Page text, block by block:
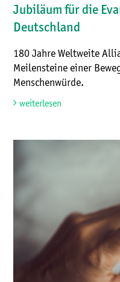
Jubiläum für die
Deutschland
180 Jahre Weltweite
Meilensteine einer
Menschenwürde.
weiterlesen